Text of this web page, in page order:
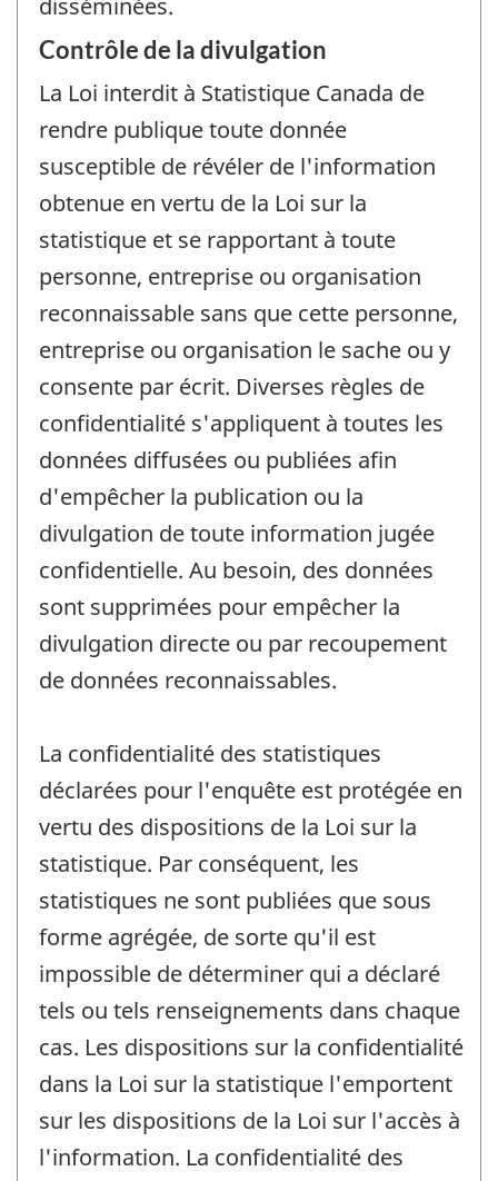
Contrôle de la divulgation
La Loi interdit à Statistique Canada de
rendre publique toute donnée
susceptible de révéler de l'information
obtenue en vertu de la Loi sur la
statistique et se rapportant à toute
personne, entreprise ou organisation
reconnaissable sans que cette personne,
entreprise ou organisation le sache ou y
consente par écrit. Diverses règles de
confidentialité s'appliquent à toutes les
données diffusées ou publiées afin
d'empêcher la publication ou la
divulgation de toute information jugée
confidentielle. Au besoin, des données
sont supprimées pour empêcher la
divulgation directe ou par recoupement
de données reconnaissables.
La confidentialité des statistiques
déclarées pour l'enquête est protégée en
vertu des dispositions de la Loi sur la
statistique. Par conséquent, les
statistiques ne sont publiées que sous
forme agrégée, de sorte qu'il est
impossible de déterminer qui a déclaré
tels ou tels renseignements dans chaque
cas. Les dispositions sur la confidentialité
dans la Loi sur la statistique l'emportent
sur les dispositions de la Loi sur l'accès à
l'information. La confidentialité des